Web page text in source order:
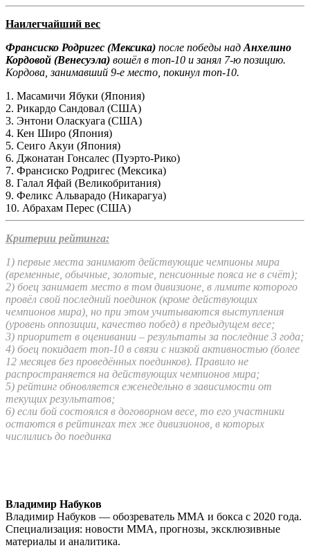
Наилегчайший вес
Франсиско Родригес (Мексика) после победы над Анхелино
Кордовой (Венесуэла) вошёл в топ-10 и занял 7-ю позицию.
Кордова, занимавший 9-е место, покинул топ-10.
1. Масамичи Ябуки (Япония)
2. Рикардо Сандовал (США)
3. Энтони Оласкуага (США)
4. Кен Широ (Япония)
5. Сеиго Акуи (Япония)
6. Джонатан Гонсалес (Пуэрто-Рико)
7. Франсиско Родригес (Мексика)
8. Галал Яфай (Великобритания)
9. Феликс Альварадо (Никарагуа)
10. Абрахам Перес (США)
Критерии рейтинга:
1) первые места занимают действующие чемпионы мира
(временные, обычные, золотые, пенсионные пояса не в счёт);
2) боец занимает место в том дивизионе, в лимите которого
провёл свой последний поединок (кроме действующих
чемпионов мира), но при этом учитываются выступления
(уровень оппозиции, качество побед) в предыдущем весе;
3) приоритет в оценивании – результаты за последние 3 года;
4) боец покидает топ-10 в связи с низкой активностью (более
12 месяцев без проведённых поединков). Правило не
распространяется на действующих чемпионов мира;
5) рейтинг обновляется еженедельно в зависимости от
текущих результатов;
6) если бой состоялся в договорном весе, то его участники
остаются в рейтингах тех же дивизионов, в которых
числились до поединка
Владимир Набуков
Владимир Набуков — обозреватель ММА и бокса с 2020 года.
Специализация: новости ММА, прогнозы, эксклюзивные
материалы и аналитика.